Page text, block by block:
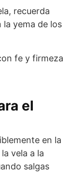
recuerda
la yema de los
fe y firmeza
el
en la
vela a la
salgas